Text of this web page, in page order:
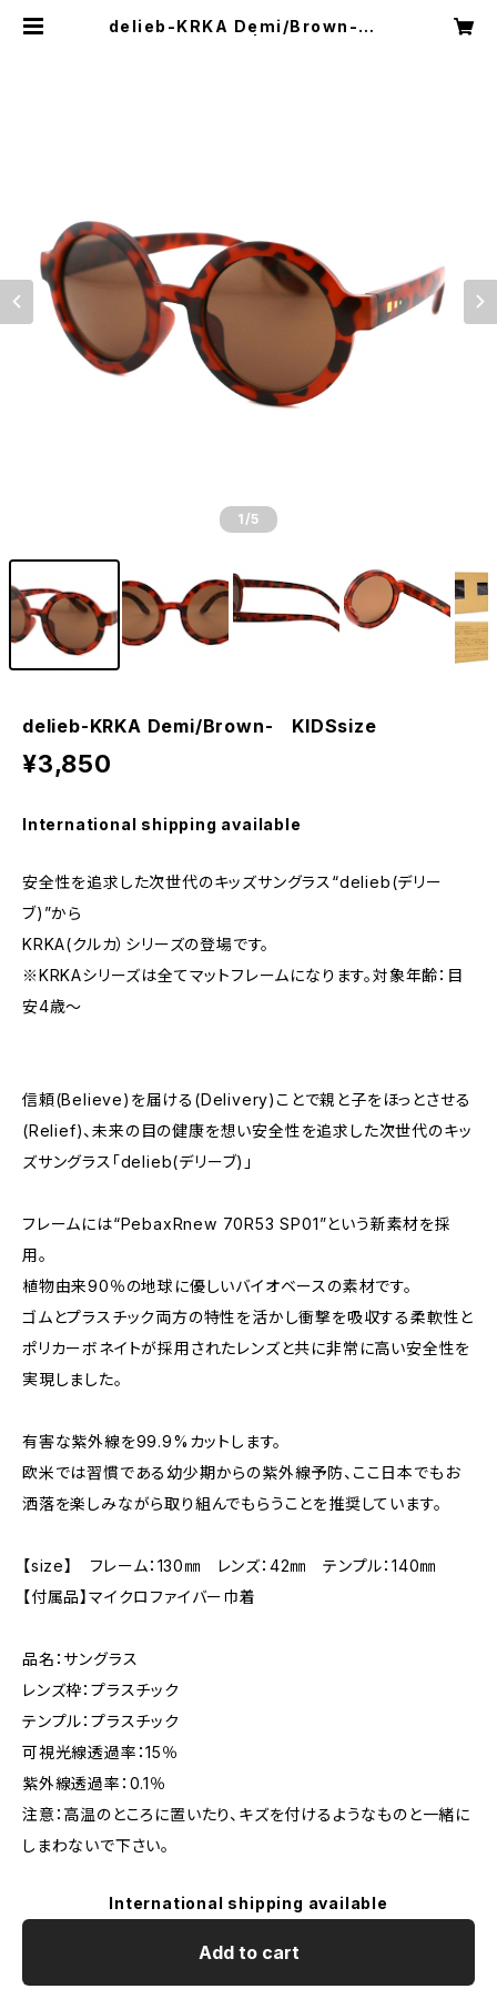
delieb-KRKA Demi/Brown- K
1 /5
delieb-KRKA Demi/Brown- KIDSsize
¥3,850
International shipping available
安全性を追求した次世代のキッズサングラス“delieb(デリー
ブ)”から
KRKA(クルカ）シリーズの登場です。
※KRKAシリーズは全てマットフレームになります。対象年齢：目
安4歳～
信頼(Believe)を届ける(Delivery)ことで親と子をほっとさせる
(Relief)、未来の目の健康を想い安全性を追求した次世代のキッ
ズサングラス「delieb(デリーブ)」
フレームには“PebaxRnew 70R53 SP01”という新素材を採
用。
植物由来90％の地球に優しいバイオベースの素材です。
ゴムとプラスチック両方の特性を活かし衝撃を吸収する柔軟性と
ポリカーボネイトが採用されたレンズと共に非常に高い安全性を
実現しました。
有害な紫外線を99.9%カットします。
欧米では習慣である幼少期からの紫外線予防、ここ日本でもお
洒落を楽しみながら取り組んでもらうことを推奨しています。
【size】 フレーム：130㎜ レンズ：42㎜ テンプル：140㎜
【付属品】マイクロファイバー巾着
品名：サングラス
レンズ枠：プラスチック
テンプル：プラスチック
可視光線透過率：15％
紫外線透過率：0.1％
注意：高温のところに置いたり、キズを付けるようなものと一緒に
しまわないで下さい。
International shipping available
Add to cart